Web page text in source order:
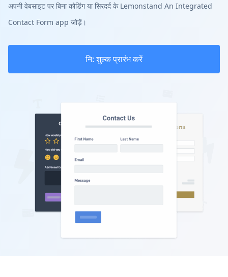
अपनी वेबसाइट पर बिना कोडिंग या सिरदर्द के Lemonstand An Integrated
Contact Form app जोड़ें।
नि: शुल्क प्रारंभ करें